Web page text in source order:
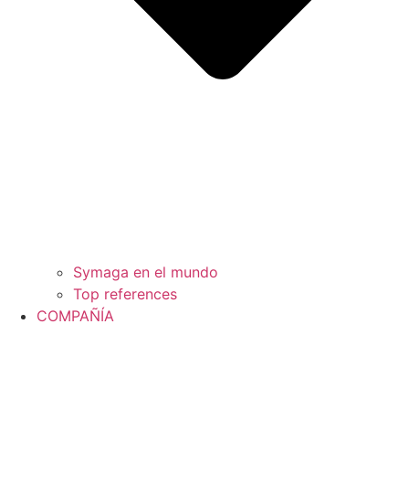
Symaga en el mundo
Top references
COMPAÑÍA